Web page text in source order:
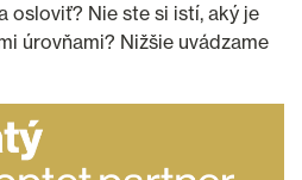
osloviť? Nie ste si istí, aký je
úrovňami? Nižšie uvádzame